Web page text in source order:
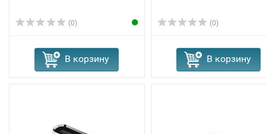
(0)
В корзину
(0)
В корзину